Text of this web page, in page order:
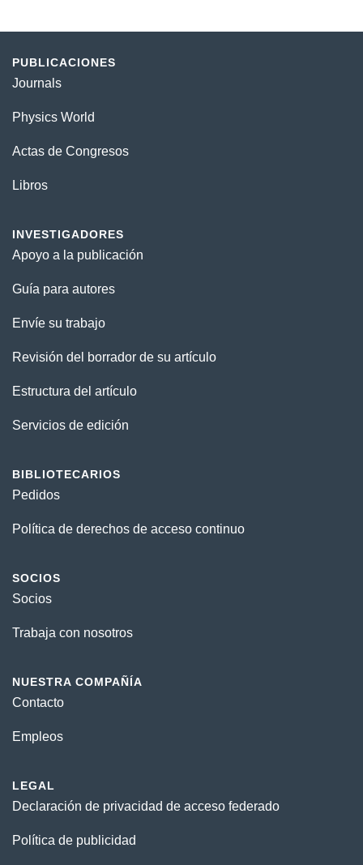
PUBLICACIONES
Journals
Physics World
Actas de Congresos
Libros
INVESTIGADORES
Apoyo a la publicación
Guía para autores
Envíe su trabajo
Revisión del borrador de su artículo
Estructura del artículo
Servicios de edición
BIBLIOTECARIOS
Pedidos
Política de derechos de acceso continuo
SOCIOS
Socios
Trabaja con nosotros
NUESTRA COMPAÑÍA
Contacto
Empleos
LEGAL
Declaración de privacidad de acceso federado
Política de publicidad